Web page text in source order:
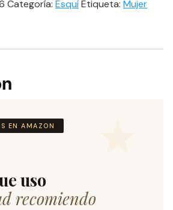
Categoría: EsquíEtiqueta: Mujer
EN AMAZON
uso
recomiendo